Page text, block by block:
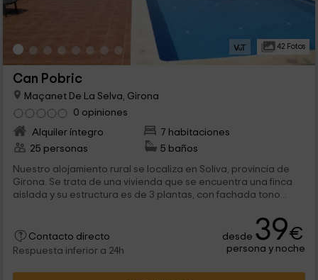
42 Fotos
Can Pobric
Maçanet De La Selva, Girona
0 opiniones
Alquiler íntegro
7 habitaciones
25 personas
5 baños
Nuestro alojamiento rural se localiza en Soliva, provincia de
Girona. Se trata de una vivienda que se encuentra una finca
aislada y su estructura es de 3 plantas, con fachada tono...
Contacto directo
Respuesta inferior a 24h
desde 39€
persona y noche